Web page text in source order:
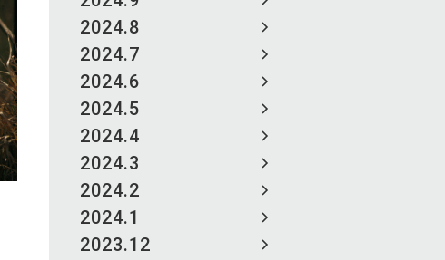
2024.8
2024.7
2024.6
2024.5
2024.4
2024.3
2024.2
2024.1
2023.12